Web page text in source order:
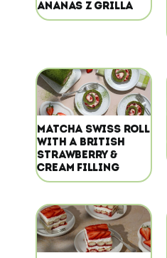
ANANAS Z GRILLA
MATCHA SWISS ROLL
WITH A BRITISH
STRAWBERRY &
CREAM FILLING